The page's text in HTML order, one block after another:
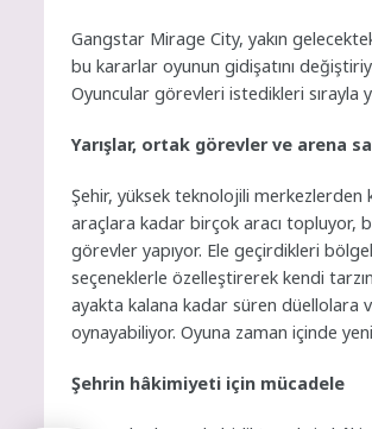
Gangstar Mirage City, yakın
bu kararlar oyunun gidişatını
Oyuncular görevleri istedikleri sırayla
Yarışlar, ortak görevler ve arena
Şehir, yüksek teknolojili merkezlerden
araçlara kadar birçok aracı topluyor,
görevler yapıyor. Ele geçirdikleri
seçeneklerle özelleştirerek kendi
ayakta kalana kadar süren düellolara
oynayabiliyor. Oyuna zaman içinde
Şehrin hâkimiyeti için mücadele